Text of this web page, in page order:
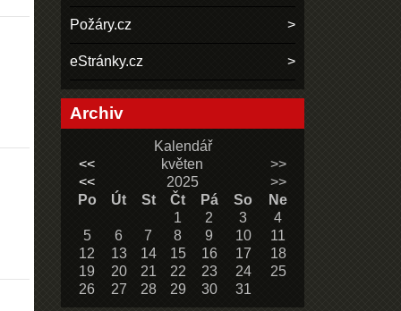
Požáry.cz
eStránky.cz
Archiv
Kalendář
<<
květen
>>
<<
2025
>>
Po
Út St Čt Pá So
Ne
1
2 3
4
5
6 7 8 9 10
11
12
13 14 15 16 17
18
19
20 21 22 23 24
25
26
27 28 29 30 31